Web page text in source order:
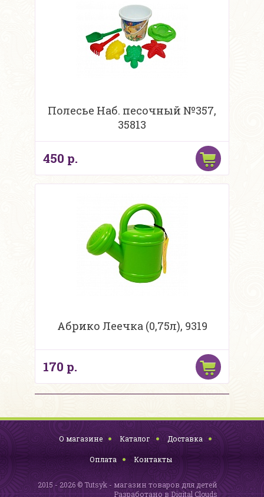
Полесье Наб. песочный №357,
35813
450 р.
Абрико Леечка (0,75л), 9319
170 р.
О магазине Каталог Доставка
Оплата Контакты
2015 - 2026 © Tutsyk - магазин товаров для детей
Разработано в Digital Clouds